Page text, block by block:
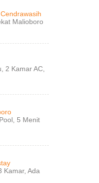
Malioboro
2 Kamar AC,
5 Menit
Kamar, Ada